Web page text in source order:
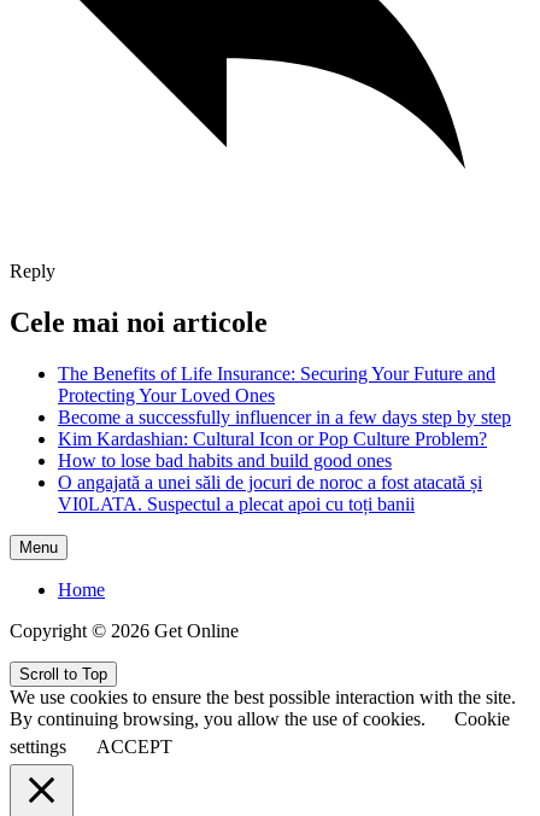
Reply
Cele mai noi articole
The Benefits of Life Insurance: Securing Your Future and
Protecting Your Loved Ones
Become a successfully influencer in a few days step by step
Kim Kardashian: Cultural Icon or Pop Culture Problem?
How to lose bad habits and build good ones
O angajată a unei săli de jocuri de noroc a fost atacată și
VI0LATA. Suspectul a plecat apoi cu toți banii
Menu
Home
Copyright © 2026 Get Online
Scroll to Top
We use cookies to ensure the best possible interaction with the site.
By continuing browsing, you allow the use of cookies.
Cookie
settings
ACCEPT